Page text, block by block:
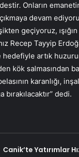
Onların
devam
geçiyoruz,
Recep Tayyip
artık
kök salmasından
karanlığı,
bırakılacaktır” dedi.
Canik’te Yatırımlar